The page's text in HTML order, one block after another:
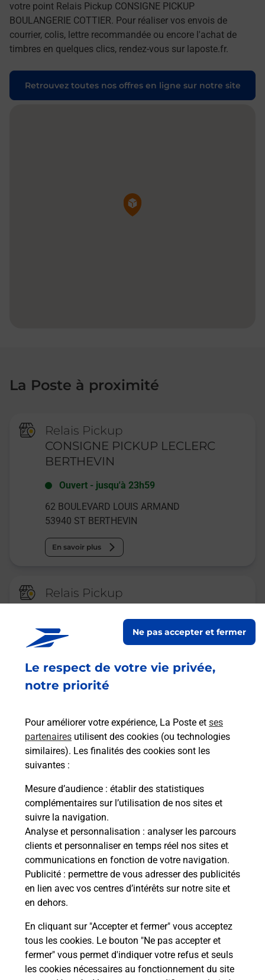
Le respect de votre vie privée,
notre priorité
Pour améliorer votre expérience, La Poste et ses
partenaires utilisent des cookies (ou technologies
similaires). Les finalités des cookies sont les
suivantes :
Mesure d’audience : établir des statistiques
complémentaires sur l’utilisation de nos sites et
suivre la navigation.
Analyse et personnalisation : analyser les parcours
clients et personnaliser en temps réel nos sites et
communications en fonction de votre navigation.
Publicité : permettre de vous adresser des publicités
en lien avec vos centres d’intérêts sur notre site et
en dehors.
En cliquant sur "Accepter et fermer" vous acceptez
tous les cookies. Le bouton "Ne pas accepter et
fermer" vous permet d'indiquer votre refus et seuls
les cookies nécessaires au fonctionnement du site
Ne pas accepter et fermer
votre point Relais Pickup CONSIGNE PICKUP
BOULANGERIE COTTIER. Pour réaliser vos envois de
courrier, colis, lettre recommandée ou encore l'achat de
timbres en quelques clics, rendez-vous sur laposte.fr.
Retrouvez toutes nos offres en ligne sur notre site
Pin de la carte
La Poste à proximité
Relais Pickup
CONSIGNE PICKUP LECLERC
BERTHEVIN
Ouvert - jusqu'à 23h59
62 BOULEVARD LOUIS ARMAND
53940 ST BERTHEVIN
En savoir plus
Relais Pickup
POINT SAV E LECLERC SAINT
ouvre samedi à 09h30
62 BOULEVARD LOUIS ARMAND
53940 ST BERTHEVIN
Malin !
La Poste
en ligne
Ouvert 24h/24
En savoir plus
SAINT BERTHEVIN
CONSIGNE PICKUP BOULANGERIE COTTIER